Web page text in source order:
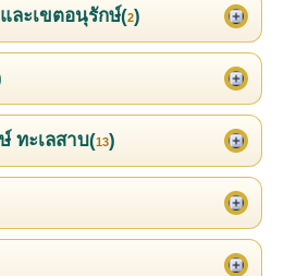
ละเขตอนุรักษ์(2)
ทะเลสาบ(13)